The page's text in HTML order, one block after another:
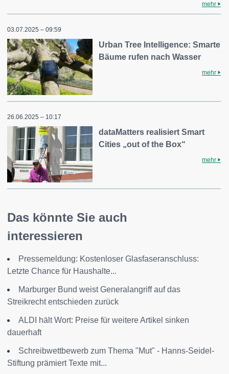
mehr
03.07.2025 – 09:59
Urban Tree Intelligence: Smarte
Bäume rufen nach Wasser
mehr
26.06.2025 – 10:17
dataMatters realisiert Smart
Cities „out of the Box“
mehr
Das könnte Sie auch
interessieren
Pressemeldung: Kostenloser Glasfaseranschluss:
Letzte Chance für Haushalte...
Marburger Bund weist Generalangriff auf das
Streikrecht entschieden zurück
ALDI hält Wort: Preise für weitere Artikel sinken
dauerhaft
Schreibwettbewerb zum Thema "Mut" - Hanns-Seidel-
Stiftung prämiert Texte mit...